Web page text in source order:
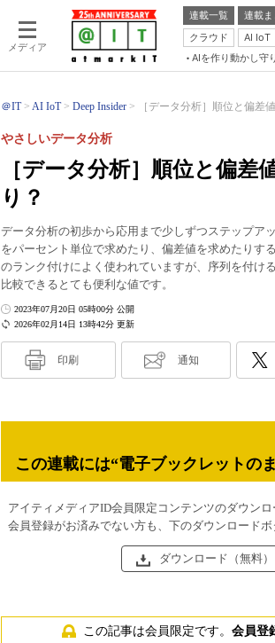
メディア
連載一覧 連載
クラウド
AI IoT
AIを作り動かし守
＠IT AI IoT Deep Insider ［データ分析］順位と偏差
［データ分析］順位と偏差
り？
やさしいデータ分析
データ分析の初歩から応用まで少しずつステップア
をパーセント単位で求めたり、偏差値を求めたりす
のランク付けによく使われていますが、序列を付け
比較できるとても便利な値です。
2026年02月14日 13時42分 更新
2023年07月20日 05時00分 公開
印刷 通知
この連載には“電子ブックレットの
アイティメディアID会員限定コンテンツのダウンロ
会員登録がお済みでない方も、下のダウンロードボ
ダウンロード（無料）
この記事は会員限定です。 会員登